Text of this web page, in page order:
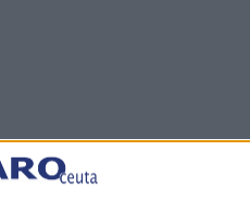
y estoquearon el
los toros a suelo